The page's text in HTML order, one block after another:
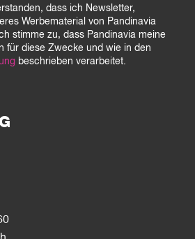
dass ich Newsletter,
Werbematerial von Pandinavia
stimme zu, dass Pandinavia meine
für diese Zwecke und wie in den
beschrieben verarbeitet.